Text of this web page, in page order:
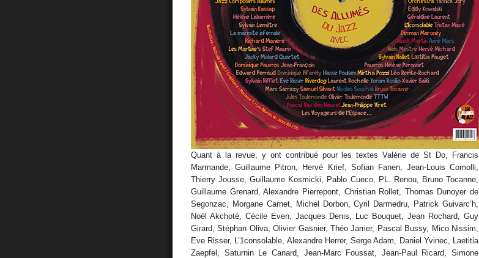
Quant à la revue, y ont contribué pour les textes Valérie de St Do, Francis
Marmande, Guillaume Pitron, Hervé Krief, Sofian Fanen, Jean-Louis Comolli,
Thierry Jousse, Guillaume Kosmicki, Pablo Cueco, PL. Renou, Bruno Tocanne,
Guillaume Grenard, Alexandre Pierrepont, Christian Rollet, Thomas Dunoyer de
Segonzac, Morgane Carnet, Michel Dorbon, Cyril Darmedru, Patrick Guivarc’h,
Noël Akchoté, Cécile Even, Jacques Denis, Luc Bouquet, Jean Rochard, Guy
Girard, Stéphan Oliva, Olivier Gasnier, Théo Jarrier, Pascal Bussy, Mico Nissim,
Eve Risser, L’1consolable, Alexandre Herrer, Serge Adam, Daniel Yvinec, Laetitia
Zaepfel, Saturnin Le Canard, Jean-Marc Foussat, Jean-Paul Ricard, Simone